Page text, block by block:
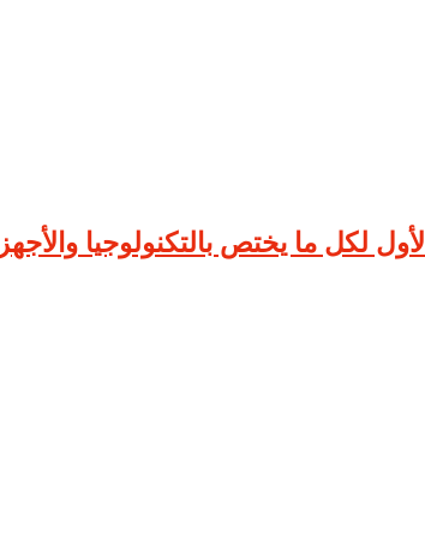
لكل ما يختص بالتكنولوجيا